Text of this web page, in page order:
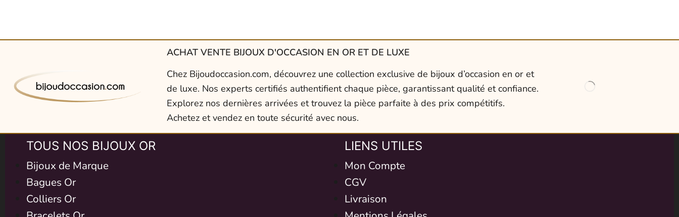
ACHAT VENTE BIJOUX D'OCCASION EN OR ET DE LUXE
Chez Bijoudoccasion.com, découvrez une collection exclusive de bijoux d’occasion en or et
de luxe. Nos experts certifiés authentifient chaque pièce, garantissant qualité et confiance.
Explorez nos dernières arrivées et trouvez la pièce parfaite à des prix compétitifs.
Achetez et vendez en toute sécurité avec nous.
TOUS NOS BIJOUX OR
Bijoux de Marque
Bagues Or
Colliers Or
LIENS UTILES
Mon Compte
CGV
Livraison